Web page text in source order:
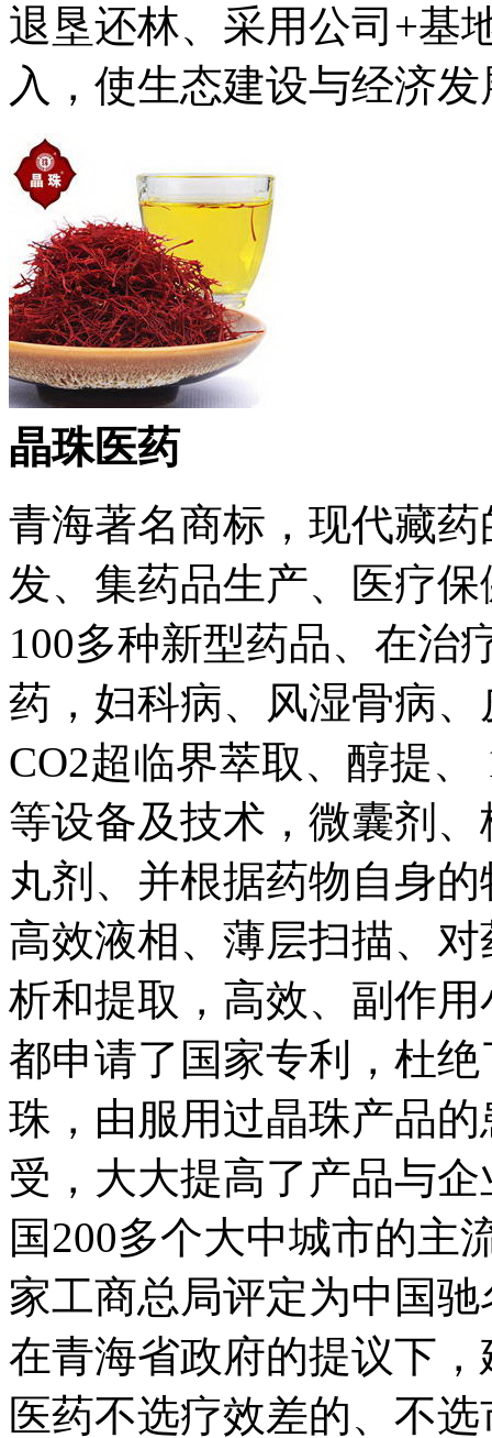
退垦还林、采用公司+基
入，使生态建设与经济
晶珠医药
青海著名商标，现代藏
发、集药品生产、医疗
100多种新型药品、在治
药，妇科病、风湿骨病
CO2超临界萃取、醇提
等设备及技术，微囊剂
丸剂、并根据药物自身
高效液相、薄层扫描、
析和提取，高效、副作
都申请了国家专利，杜
珠，由服用过晶珠产品
受，大大提高了产品与
国200多个大中城市的主
家工商总局评定为中国
在青海省政府的提议下
医药不选疗效差的、不